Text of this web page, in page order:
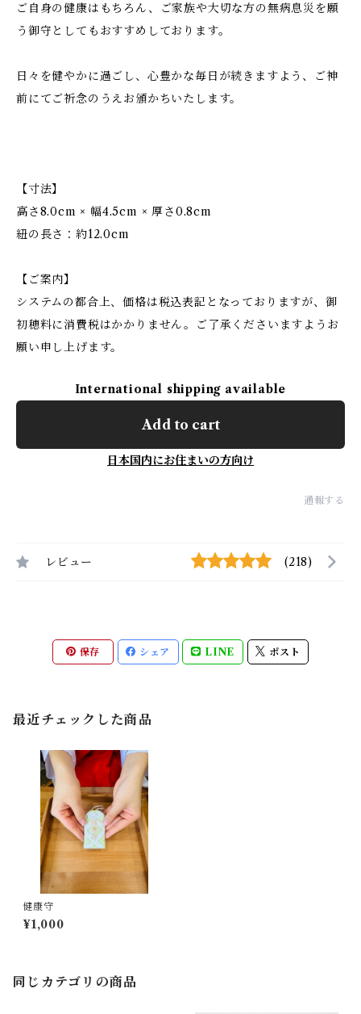
ご自身の健康はもちろん、ご家族や大切な方の無病息災を願
う御守としてもおすすめしております。
日々を健やかに過ごし、心豊かな毎日が続きますよう、ご神
前にてご祈念のうえお頒かちいたします。
【寸法】
高さ8.0cm × 幅4.5cm × 厚さ0.8cm
紐の長さ：約12.0cm
【ご案内】
システムの都合上、価格は税込表記となっておりますが、御
初穂料に消費税はかかりません。ご了承くださいますようお
願い申し上げます。
International shipping available
Add to cart
日本国内にお住まいの方向け
通報する
レビュー (218)
保存 シェア LINE ポスト
最近チェックした商品
健康守
¥1,000
同じカテゴリの商品